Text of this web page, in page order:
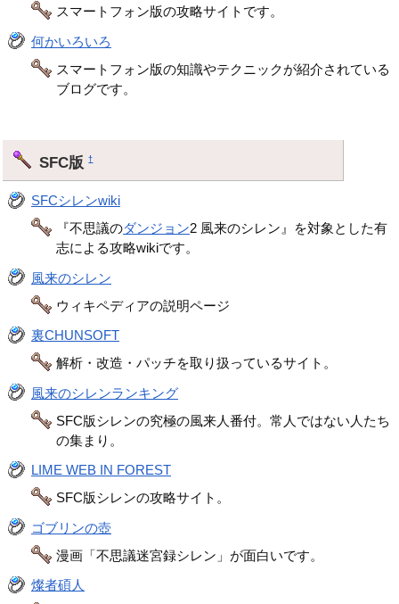
スマートフォン版の攻略サイトです。
何かいろいろ
スマートフォン版の知識やテクニックが紹介されている
ブログです。
SFC版†
SFCシレンwiki
『不思議のダンジョン2 風来のシレン』を対象とした有
志による攻略wikiです。
風来のシレン
ウィキペディアの説明ページ
裏CHUNSOFT
解析・改造・パッチを取り扱っているサイト。
風来のシレンランキング
SFC版シレンの究極の風来人番付。常人ではない人たち
の集まり。
LIME WEB IN FOREST
SFC版シレンの攻略サイト。
ゴブリンの壺
漫画「不思議迷宮録シレン」が面白いです。
燦者碩人